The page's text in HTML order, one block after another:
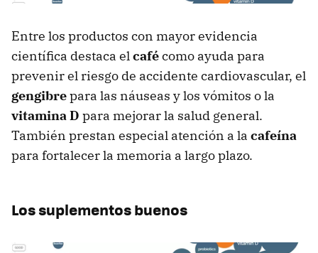
Entre los productos con mayor evidencia
científica destaca elcafécomo ayuda para
prevenir el riesgo de accidente cardiovascular, el
gengibrepara las náuseas y los vómitos o la
vitamina D para mejorar la salud general.
También prestan especial atención a la cafeína
para fortalecer la memoria a largo plazo.
Los suplementos buenos